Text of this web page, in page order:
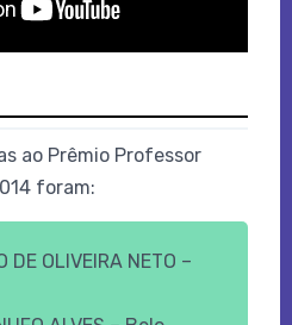
ao Prêmio Professor
foram:
DE OLIVEIRA NETO –